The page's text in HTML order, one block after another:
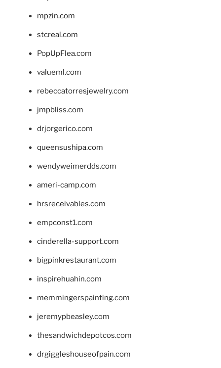
mpzin.com
stcreal.com
PopUpFlea.com
valueml.com
rebeccatorresjewelry.com
jmpbliss.com
drjorgerico.com
queensushipa.com
wendyweimerdds.com
ameri-camp.com
hrsreceivables.com
empconst1.com
cinderella-support.com
bigpinkrestaurant.com
inspirehuahin.com
memmingerspainting.com
jeremypbeasley.com
thesandwichdepotcos.com
drgiggleshouseofpain.com